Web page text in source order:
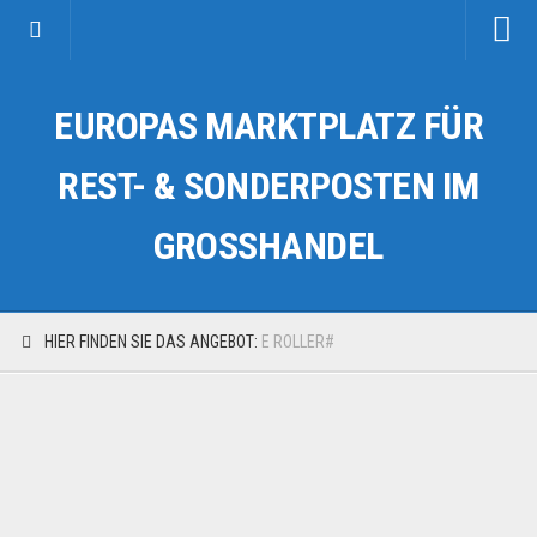
Kategorien
Auto & Motorrad
Fahrzeuge & Transport
EUROPAS MARKTPLATZ FÜR
REST- & SONDERPOSTEN IM
GROSSHANDEL
HIER FINDEN SIE DAS ANGEBOT: E ROLLER#